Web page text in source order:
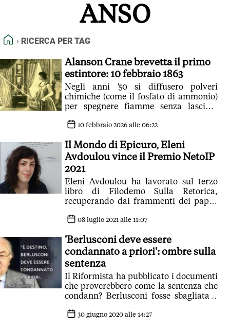
NORMATIVE DEONTOLOGICHE
TERMINI e CONDIZIONI
ANSO
HOME
RICERCA PER TAG
Alanson Crane brevetta il primo
estintore: 10 febbraio 1863
Negli anni '50 si diffusero polveri
chimiche (come il fosfato di ammonio)
per spegnere fiamme senza lasciare
10 febbraio 2026 alle 06:22
Il Mondo di Epicuro, Eleni
Avdoulou vince il Premio NetoIP
2021
Eleni Avdoulou ha lavorato sul terzo
libro di Filodemo Sulla Retorica,
recuperando dai frammenti dei papiri
inedita
08 luglio 2021 alle 11:07
'Berlusconi deve essere
condannato a priori': ombre sulla
sentenza
Il Riformista ha pubblicato i documenti
che proverebbero come la sentenza che
condann? Berlusconi fosse sbagliata e
30 giugno 2020 alle 14:27